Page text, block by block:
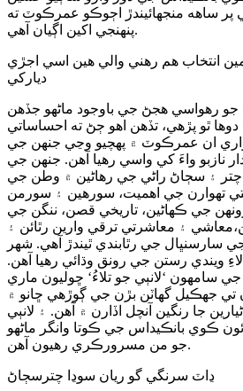
پر ساهه منجهائيندڙ اڄوڪو عمرڪوٽ ته
پنهنجي اکين اڳيان آهي.
انتخاب هم رهني والي هين اسي اجڙي
ديارکي
رهواسي هجڻ جي باوجود ماڻهو جڏهن
ٿو پڙهي، تڏهن اهو ڄڻ ته احساساتي
ان عمرڪوٽ ۾ پهچيو وڃي جنهن جي
نازبو واءَ کي واسي رهيا آهن. جنهن جي
۽ سڄاڻ راڻي جي رهاڻين ۾ وطن جي
تهوارن جي اهميت، سورهين ۽ سورمن
جي ڪهاڻين، تاريخي قصن، ننگن جي
۽ معاشرتي ترقي وارين رٿائن ۽
سارسنڀال جي رٿابندي ٿيندڙ آهي. شهر
لاءِ ويندي رستن جي رونق وڌائي رهيا آهن.
سامهون ‘لانٻي جو تلاءُ‘ ڇوليون ماري
تي جهڪيل گهاٽن بڙن جي ڳوڙهي ڇانو ۾
جا رنگين آنچل اڏارن ۾ آهن. ۽ لانٻي
ڪوي بانڪيداس جي ڪوتا وانگر ماڻهو
جو من مسرورڪري رهيون آهن.
ڍاٽ سرنگي گو ريان سوڍا چترسڄاڻ